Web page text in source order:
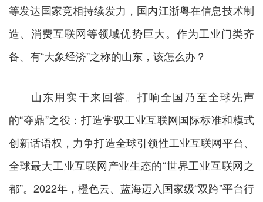
等发达国家竞相持续发力，国内江浙粤在信息技术制
造、消费互联网等领域优势巨大。作为工业门类齐
备、有“大象经济”之称的山东，该怎么办？
山东用实干来回答。打响全国乃至全球先声
的“夺鼎”之役：打造掌驭工业互联网国际标准和模式
创新话语权，力争打造全球引领性工业互联网平台、
全球最大工业互联网产业生态的“世界工业互联网之
都”。2022年，橙色云、蓝海迈入国家级“双跨”平台行